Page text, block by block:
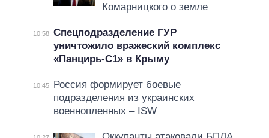
Комарницкого о земле
10:58 Спецподразделение ГУР
уничтожило вражеский комплекс
«Панцирь-С1» в Крыму
10:45
Россия формирует боевые
подразделения из украинских
военнопленных – ISW